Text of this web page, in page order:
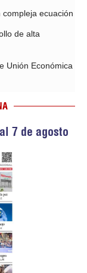
ecuación
de alta
Unión Económica
7 de agosto